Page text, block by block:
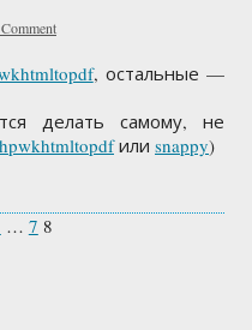
, остальные —
делать самому, не
или snappy)
… 7 8